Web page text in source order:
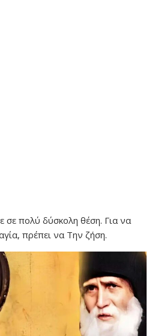
σε πολύ δύσκολη θέση. Για να
πρέπει να Την ζήση.